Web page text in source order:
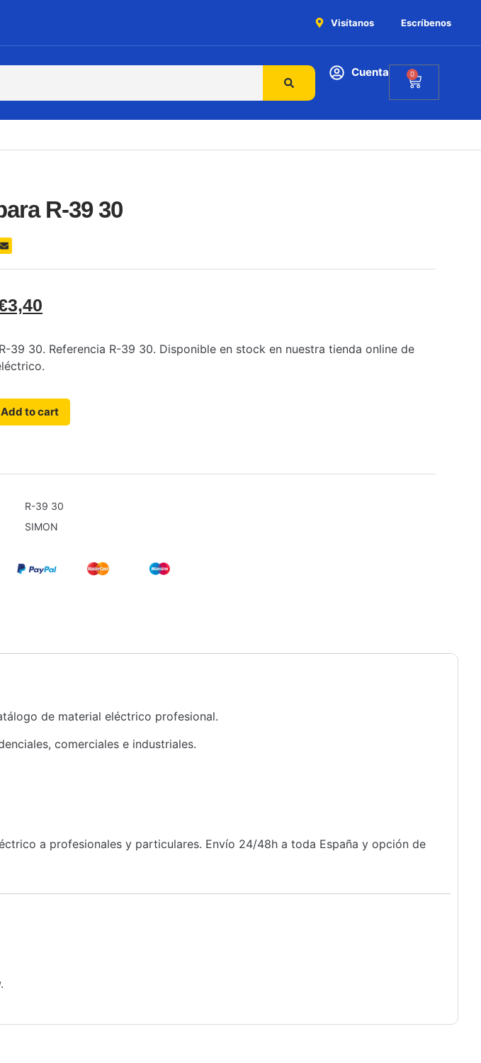
Visítanos Escríbenos
Cuenta 0
R-39 30
3,40
39 30. Referencia R-39 30. Disponible en stock en nuestra tienda online de
Add to cart
R-39 30
SIMON
de material eléctrico profesional.
comerciales e industriales.
a profesionales y particulares. Envío 24/48h a toda España y opción de